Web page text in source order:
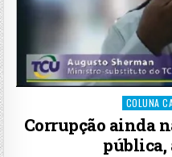
Posted
in
COLUNA
Corrupção ainda
pública,